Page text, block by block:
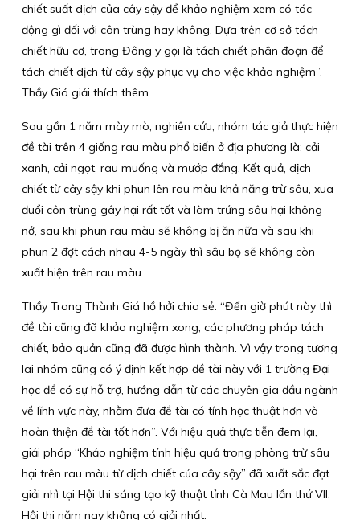
chiết suất dịch của cây sậy để khảo nghiệm xem có tác
động gì đối với côn trùng hay không. Dựa trên cơ sở tách
chiết hữu cơ, trong Đông y gọi là tách chiết phân đoạn để
tách chiết dịch từ cây sậy phục vụ cho việc khảo nghiệm”.
Thầy Giá giải thích thêm.
Sau gần 1 năm mày mò, nghiên cứu, nhóm tác giả thực hiện
đề tài trên 4 giống rau màu phổ biến ở địa phương là: cải
xanh, cải ngọt, rau muống và mướp đắng. Kết quả, dịch
chiết từ cây sậy khi phun lên rau màu khả năng trừ sâu, xua
đuổi côn trùng gây hại rất tốt và làm trứng sâu hại không
nở, sau khi phun rau màu sẽ không bị ăn nữa và sau khi
phun 2 đợt cách nhau 4-5 ngày thì sâu bọ sẽ không còn
xuất hiện trên rau màu.
Thầy Trang Thành Giá hồ hởi chia sẻ: “Đến giờ phút này thì
đề tài cũng đã khảo nghiệm xong, các phương pháp tách
chiết, bảo quản cũng đã được hình thành. Vì vậy trong tương
lai nhóm cũng có ý định kết hợp đề tài này với 1 trường Đại
học để có sự hỗ trợ, hướng dẫn từ các chuyên gia đầu ngành
về lĩnh vực này, nhằm đưa đề tài có tính học thuật hơn và
hoàn thiện đề tài tốt hơn”. Với hiệu quả thực tiễn đem lại,
giải pháp “Khảo nghiệm tính hiệu quả trong phòng trừ sâu
hại trên rau màu từ dịch chiết của cây sậy” đã xuất sắc đạt
giải nhì tại Hội thi sáng tạo kỹ thuật tỉnh Cà Mau lần thứ VII.
Hội thi năm nay không có giải nhất.